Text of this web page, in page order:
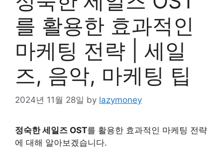
를 활용한 효과적인
마케팅 전략 | 세일
즈, 음악, 마케팅 팁
2024년 11월 28일 by lazymoney
정숙한 세일즈 OST를 활용한 효과적인 마케팅 전략
에 대해 알아보겠습니다.